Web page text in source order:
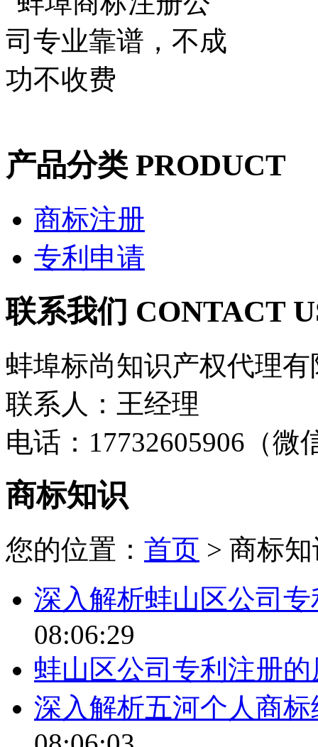
产品分类 PRODUCT
商标注册
专利申请
联系我们 CONTACT
蚌埠标尚知识产权代理有
联系人：王经理
电话：17732605906（微
商标知识
您的位置： 首页 > 商标
深入解析蚌山区公司
08:06:29
蚌山区公司专利注册
深入解析五河个人商